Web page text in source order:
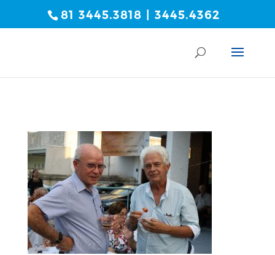
81 3445.3818 | 3445.4362